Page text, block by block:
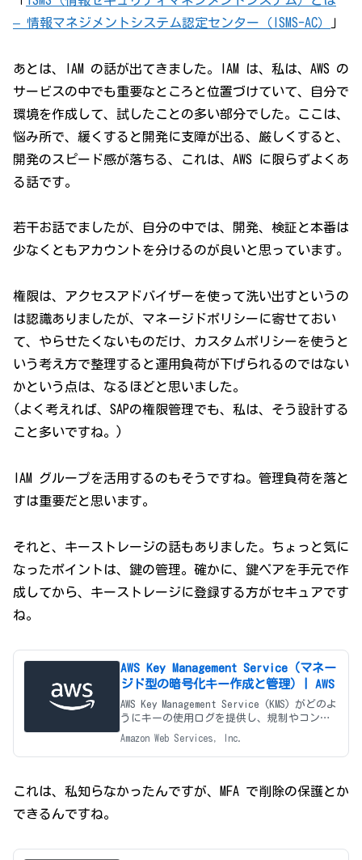
– 情報マネジメントシステム認定センター（ISMS-AC）
」
あとは、IAM の話が出てきました。IAM は、私は、AWS の
サービスの中でも重要なところと位置づけていて、自分で
環境を作成して、試したことの多い部分でした。ここは、
悩み所で、緩くすると開発に支障が出る、厳しくすると、
開発のスピード感が落ちる、これは、AWS に限らずよくあ
る話です。
若干お話でましたが、自分の中では、開発、検証と本番は
少なくともアカウントを分けるのが良いと思っています。
権限は、アクセスアドバイザーを使って洗い出すというの
は認識ありましたが、マネージドポリシーに寄せておい
て、やらせたくないものだけ、カスタムポリシーを使うと
いう考え方で整理すると運用負荷が下げられるのではない
かという点は、なるほどと思いました。
(よく考えれば、SAPの権限管理でも、私は、そう設計する
こと多いですね。)
IAM グループを活用するのもそうですね。管理負荷を落と
すは重要だと思います。
それと、キーストレージの話もありました。ちょっと気に
なったポイントは、鍵の管理。確かに、鍵ペアを手元で作
成してから、キーストレージに登録する方がセキュアです
ね。
AWS Key Management Service（マネー
ジド型の暗号化キー作成と管理）| AWS
AWS Key Management Service (KMS) がどのよ
うにキーの使用ログを提供し、規制やコンプ
ます。
Amazon Web Services, Inc.
これは、私知らなかったんですが、MFA で削除の保護とか
できるんですね。